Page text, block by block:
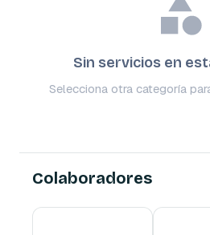
Sin servicios en
Selecciona otra categoría
Colaboradores